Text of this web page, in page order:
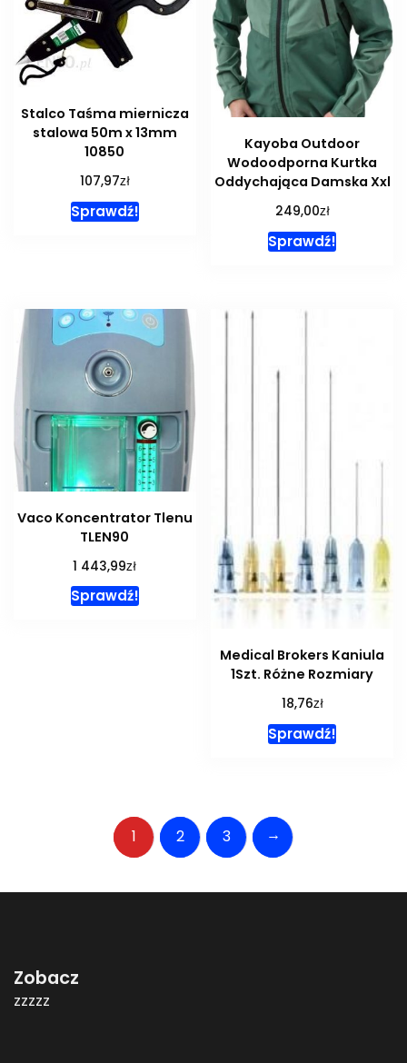
Stalco Taśma miernicza
stalowa 50m x 13mm
10850
107,97zł
Sprawdź!
Kayoba Outdoor
Wodoodporna Kurtka
Oddychająca Damska Xxl
249,00zł
Sprawdź!
Vaco Koncentrator Tlenu
TLEN90
1 443,99zł
Sprawdź!
Medical Brokers Kaniula
1Szt. Różne Rozmiary
18,76zł
Sprawdź!
1 2 3 →
Zobacz
zzzzz